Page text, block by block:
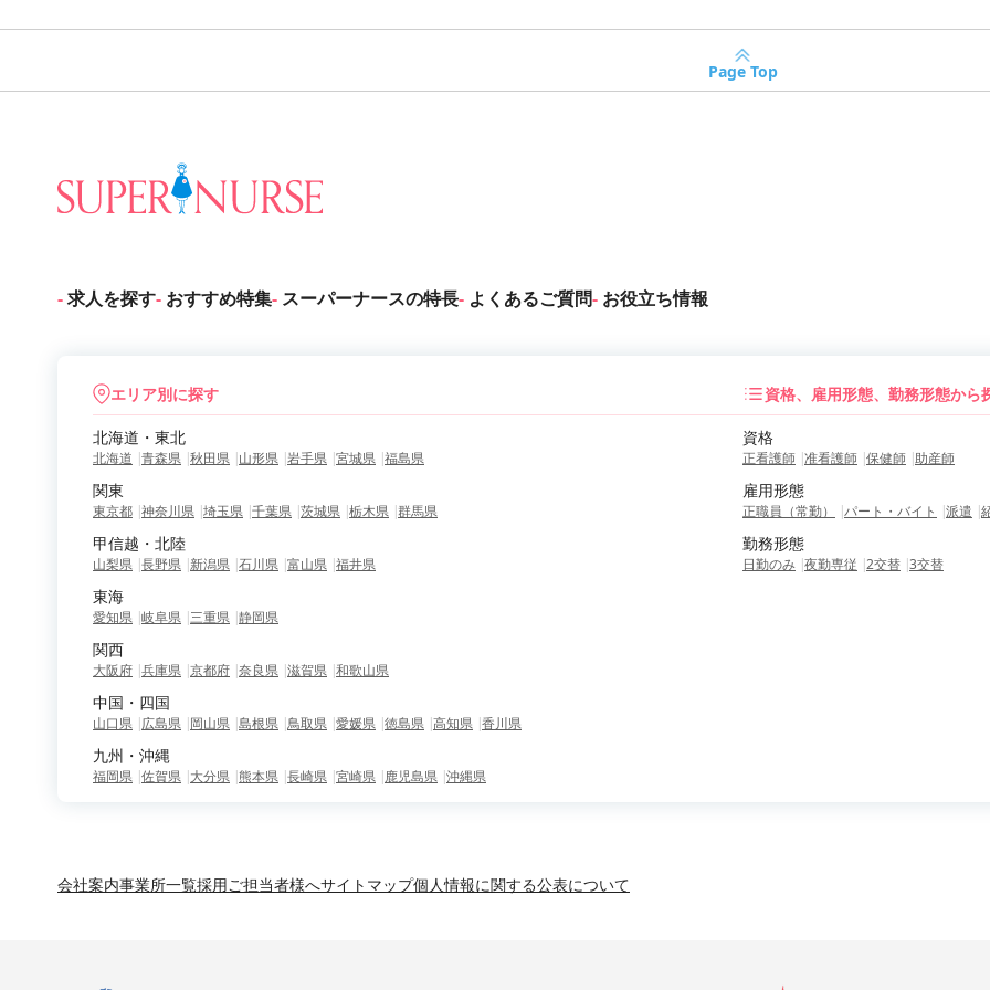
Page Top
求人を探す おすすめ特集 スーパーナースの特長 よくあるご質問 お役立ち情報
エリア別に探す
北海道・東北
北海道 青森県 秋田県 山形県 岩手県 宮城県 福島県
関東
東京都 神奈川県 埼玉県 千葉県 茨城県 栃木県 群馬県
甲信越・北陸
山梨県 長野県 新潟県 石川県 富山県 福井県
東海
愛知県 岐阜県 三重県 静岡県
関西
大阪府 兵庫県 京都府 奈良県 滋賀県 和歌山県
中国・四国
山口県 広島県 岡山県 島根県 鳥取県 愛媛県 徳島県 高知県 香川県
九州・沖縄
福岡県 佐賀県 大分県 熊本県 長崎県 宮崎県 鹿児島県 沖縄県
資格、雇用形態、勤務形態から
資格
正看護師 准看護師 保健師 助産師
雇用形態
正職員（常勤） パート・バイト 派遣
勤務形態
日勤のみ 夜勤専従 2交替 3交替
会社案内事業所一覧採用ご担当者様へサイトマップ個人情報に関する公表について